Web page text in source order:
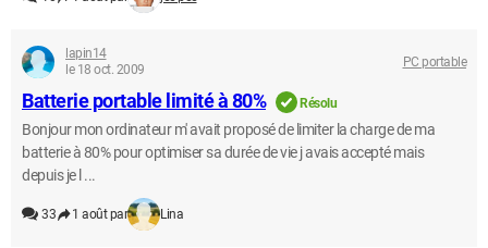
lapin14
le 18 oct. 2009
PC portable
Batterie portable limité à 80% Résolu
Bonjour mon ordinateur m' avait proposé de limiter la charge de ma
batterie à 80% pour optimiser sa durée de vie j avais accepté mais
depuis je l ...
33 1 août par Lina